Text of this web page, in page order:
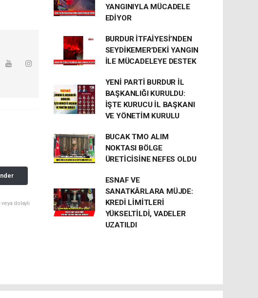
dolaylı
YANGINIYLA MÜCADELE
EDİYOR
BURDUR İTFAİYESİ’NDEN
SEYDİKEMER’DEKİ YANGIN
İLE MÜCADELEYE DESTEK
YENİ PARTİ BURDUR İL
BAŞKANLIĞI KURULDU:
İŞTE KURUCU İL BAŞKANI
VE YÖNETİM KURULU
BUCAK TMO ALIM
NOKTASI BÖLGE
ÜRETİCİSİNE NEFES OLDU
ESNAF VE
SANATKÂRLARA MÜJDE:
KREDİ LİMİTLERİ
YÜKSELTİLDİ, VADELER
UZATILDI